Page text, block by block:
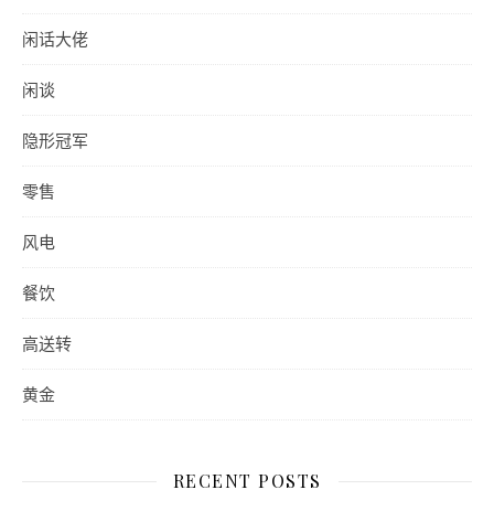
闲话大佬
闲谈
隐形冠军
零售
风电
餐饮
高送转
黄金
RECENT POSTS